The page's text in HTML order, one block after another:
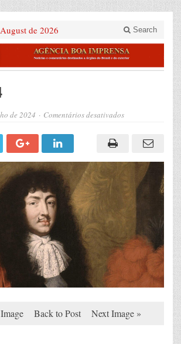
de 2026 Search
de 2024 Comentários desativadosem
Back to Post Next Image »